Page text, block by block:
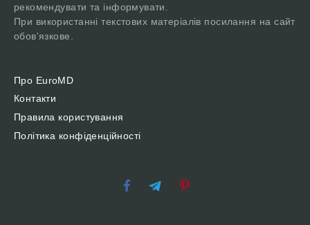
рекомендувати та інформувати.
При використанні текстових матеріалів посилання на сайт
обов'язкове.
Про EuroMD
Контакти
Правила користування
Політика конфіденційності